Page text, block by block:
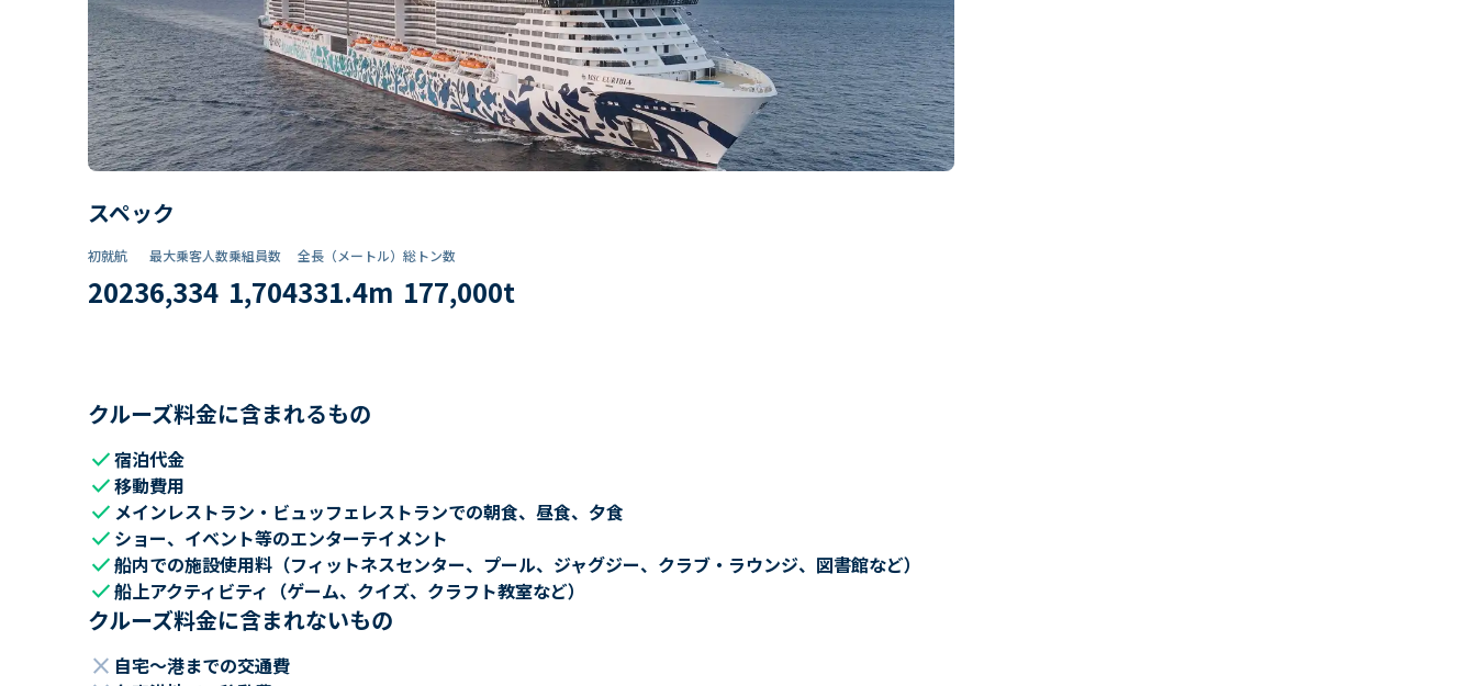
スペック
初就航
2023
最大乗客人数
6,334
乗組員数​
1,704
全長（メートル）
331.4m
総トン数​
177,000t
クルーズ料金に含まれるもの
check宿泊代金
check移動費用
check メインレストラン・ビュッフェレストランでの朝食、昼食、夕食
check ショー、イベント等のエンターテイメント
check船内での施設使用料（フィットネスセンター、プール、ジャグジー、クラブ・ラウンジ、図書館など）
check船上アクティビティ（ゲーム、クイズ、クラフト教室など）
クルーズ料金に含まれないもの
close 自宅～港までの交通費